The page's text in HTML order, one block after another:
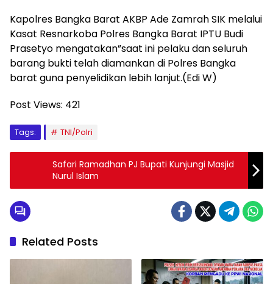
Kapolres Bangka Barat AKBP Ade Zamrah SIK melalui
Kasat Resnarkoba Polres Bangka Barat IPTU Budi
Prasetyo mengatakan”saat ini pelaku dan seluruh
barang bukti telah diamankan di Polres Bangka
barat guna penyelidikan lebih lanjut.(Edi W)
Post Views: 421
Tags: TNI/Polri
Safari Ramadhan PJ Bupati Kunjungi Masjid
Nurul Islam
Related Posts